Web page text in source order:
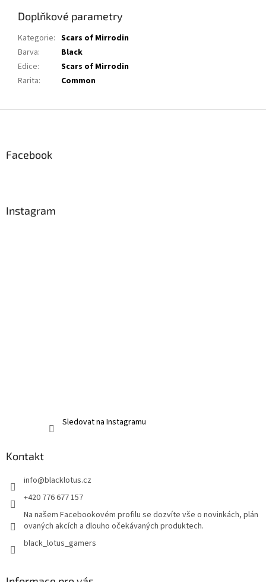
Doplňkové parametry
Kategorie: Scars of Mirrodin
Barva:
Black
Edice:
Scars of Mirrodin
Rarita: Common
Facebook
Instagram
Sledovat na Instagramu
Kontakt
info@blacklotus.cz
+420 776 677 157
Na našem Facebookovém profilu se dozvíte vše o novinkách, plán
ovaných akcích a dlouho očekávaných produktech.
black_lotus_gamers